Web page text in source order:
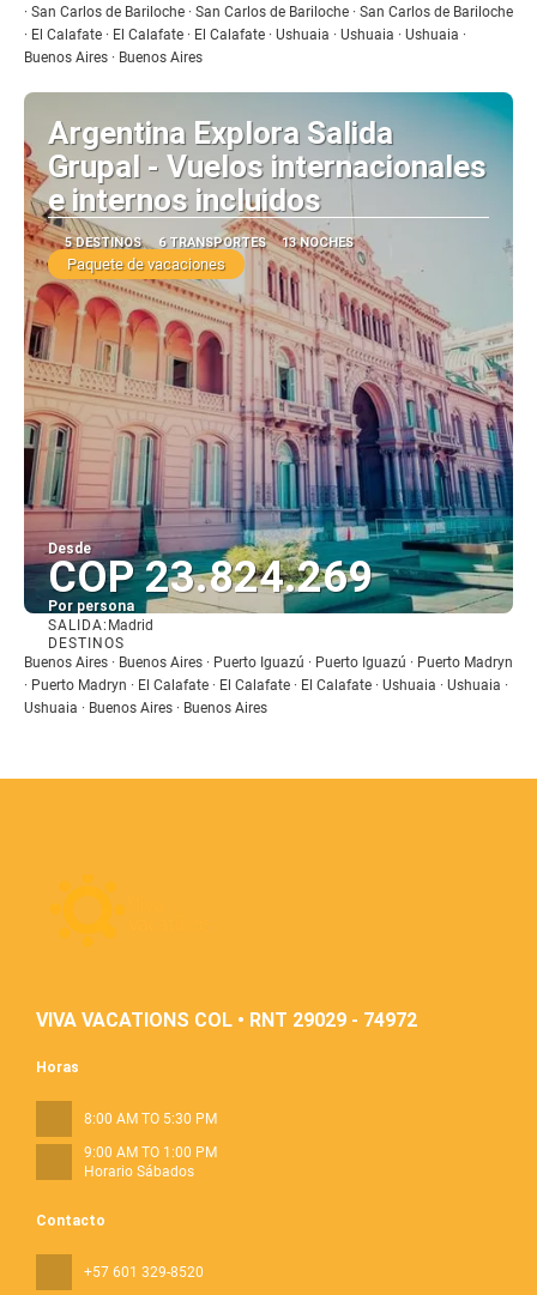
· San Carlos de Bariloche · San Carlos de Bariloche · San Carlos de Bariloche
· El Calafate · El Calafate · El Calafate · Ushuaia · Ushuaia · Ushuaia ·
Buenos Aires · Buenos Aires
Argentina Explora Salida
Grupal - Vuelos internacionales
e internos incluidos
5 DESTINOS 6 TRANSPORTES 13 NOCHES
Paquete de vacaciones
Desde
COP 23.824.269
Por persona
SALIDA: Madrid
DESTINOS
Buenos Aires · Buenos Aires · Puerto Iguazú · Puerto Iguazú · Puerto Madryn
· Puerto Madryn · El Calafate · El Calafate · El Calafate · Ushuaia · Ushuaia ·
Ushuaia · Buenos Aires · Buenos Aires
VIVA VACATIONS COL • RNT 29029 - 74972
Contacto
+57 601 329-8520
Horas
8:00 AM TO 5:30 PM
9:00 AM TO 1:00 PM
Horario Sábados